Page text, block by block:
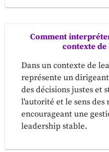
Comment
contexte de
Dans un contexte de
représente un
des décisions justes et
l'autorité et le sens des
encourageant une
leadership stable.